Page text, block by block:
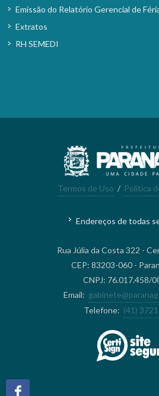
Emissão do Relatório Gerencial de
Extratos
RH SEMEDI
Termos de Uso / Política
Endereços de todas
Rua Júlia da Costa 322 -
CEP: 83203-060 -
CNPJ: 76.017.458/
Email:
Telefone: (41)